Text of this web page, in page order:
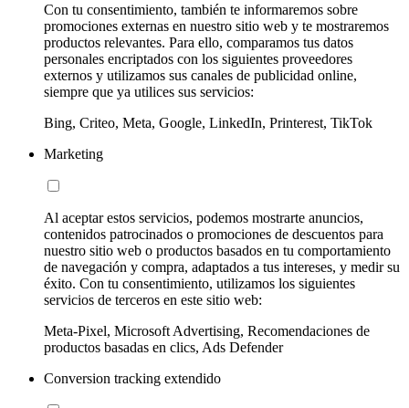
Con tu consentimiento, también te informaremos sobre
promociones externas en nuestro sitio web y te mostraremos
productos relevantes. Para ello, comparamos tus datos
personales encriptados con los siguientes proveedores
externos y utilizamos sus canales de publicidad online,
siempre que ya utilices sus servicios:
Bing, Criteo, Meta, Google, LinkedIn, Printerest, TikTok
Marketing
Al aceptar estos servicios, podemos mostrarte anuncios,
contenidos patrocinados o promociones de descuentos para
nuestro sitio web o productos basados en tu comportamiento
de navegación y compra, adaptados a tus intereses, y medir su
éxito. Con tu consentimiento, utilizamos los siguientes
servicios de terceros en este sitio web:
Meta-Pixel, Microsoft Advertising, Recomendaciones de
productos basadas en clics, Ads Defender
Conversion tracking extendido